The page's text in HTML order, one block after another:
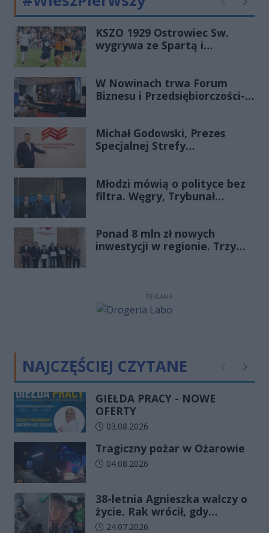
Poprzednie
KSZO 1929 Ostrowiec Sw.
wygrywa ze Spartą i
W Nowinach trwa Forum
Biznesu i Przedsiębiorczości-
Michał Godowski, Prezes
Specjalnej Strefy
Porannej Rozmowy Radia
Rekord Świętokrzyskie
Młodzi mówią o polityce bez
filtra. Węgry, Trybunał
zmienia zasady gry
Ponad 8 mln zł nowych
inwestycji w regionie. Trzy
REKLAMA
NAJCZĘŚCIEJ CZYTANE Poprzednie
GIEŁDA PRACY - NOWE
OFERTY
Data dodania artykułu:
03.08.2026
Tragiczny pożar w Ożarowie
Data dodania artykułu:
04.08.2026
38-letnia Agnieszka walczy o
życie. Rak wrócił, gdy
wydawało się, że najgorsze
Data dodania artykułu:
24.07.2026